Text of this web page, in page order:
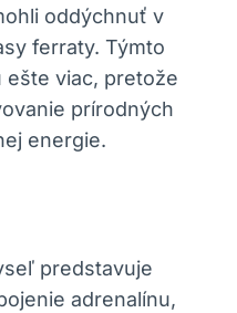
oddýchnuť v
ferraty. Týmto
viac, pretože
prírodných
energie.
predstavuje
adrenalínu,